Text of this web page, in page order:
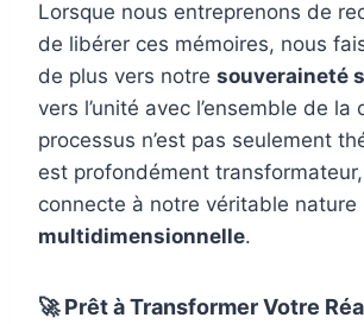
Lorsque nous entreprenons de
de libérer ces mémoires, nous
de plus vers notre souveraineté
vers l’unité avec l’ensemble de la
processus n’est pas seulement
est profondément
connecte à notre véritable nature
multidimensionnelle.
🚀 Prêt à Transformer Votre